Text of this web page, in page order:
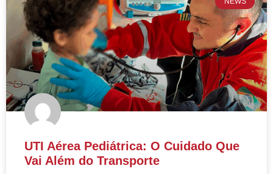
UTI Aérea Pediátrica: O Cuidado Que
Vai Além do Transporte